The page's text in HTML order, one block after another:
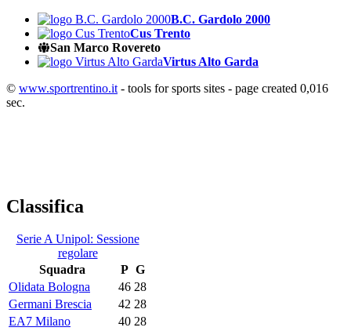
B.C. Gardolo 2000
Cus Trento
San Marco Rovereto
Virtus Alto Garda
© www.sportrentino.it - tools for sports sites - page created 0,016
sec.
Classifica
Serie A Unipol: Sessione
regolare
Squadra
P G
Olidata Bologna
46 28
Germani Brescia
42 28
EA7 Milano
40 28